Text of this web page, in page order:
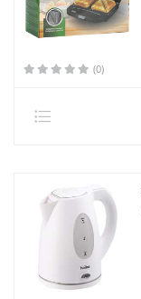
(0)